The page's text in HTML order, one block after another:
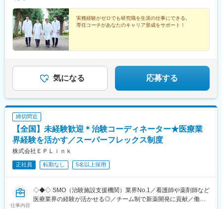
の区分★東北エリア…青森、岩手、宮城、秋田、山形、福島北関
東エリア…茨木、栃木、群馬、埼玉、東京南関東エリア…東京、
神奈川、千葉甲信越エリア…山梨、長野、新潟、東京東海エリ
ア…静岡、愛知、岐阜、三重北陸エリア…富山、石川、福井関西
エリア…滋賀、京都、大阪、兵庫、奈良、和歌山中四国エリア…
町駅、あすなろう四日市駅、彦根駅、草津駅(滋賀県)、烏丸駅、茨
木駅、千里中央駅(大阪モノレール)、大阪駅、三田駅(兵庫県)、三
宮・花時計前駅、西神中央駅、明石駅、加古川駅、岡山駅前駅、
倉敷駅、福山駅、八丁堀駅(広島県)、徳山駅、徳島駅、新居浜駅、
小倉駅(福岡県)、天神駅、大分駅、熊本城・市役所前駅、宮崎駅、
葉駅、東大前駅、立川駅、京急川崎駅、日吉町駅、新浜松駅、新
豊田駅、近鉄名古屋駅、電気ビル前駅、足羽山公園口駅、近鉄四
日市駅、四条駅(京都市営)、千里中央駅(北大阪急行)、西梅田駅、
旧居留地・大丸前駅、山陽明石駅、田町駅(岡山県)、胡町駅、眉山
ロープウェイ山麓駅、平和通駅、西鉄福岡駅、花畑町駅、高見橋
駅、二重橋前駅、大通駅、仙台駅、千葉中央駅、立川南駅、桜木
町駅、新静岡駅、浜松駅、名鉄名古屋駅、電鉄富山駅・エスタ前
駅、仁愛女子高校駅、四日市駅、京都河原町駅、大阪梅田駅(阪神
線)、貿易センター駅、西新町駅、新西大寺町筋駅、立町駅、天神
南駅、通町筋駅、鹿児島中央駅
実務経験がゼロでも研究職を生涯の仕事にできる。
専任コーチがあなたのキャリア形成をサポート！
気になる 応募する
締切間近
【全国】未経験歓迎＊治験コーディネーター★医療業
界経験を活かす／スーパーフレックス制度
株式会社ＥＰＬｉｎｋ
正社員 転勤なし 5名以上採用
仕事内容
◇◆◇ SMO（治験施設支援機関）業界No.1／看護師や薬剤師など
医療業界の経験が活かせる◎／チーム制で新薬開発に貢献／働き